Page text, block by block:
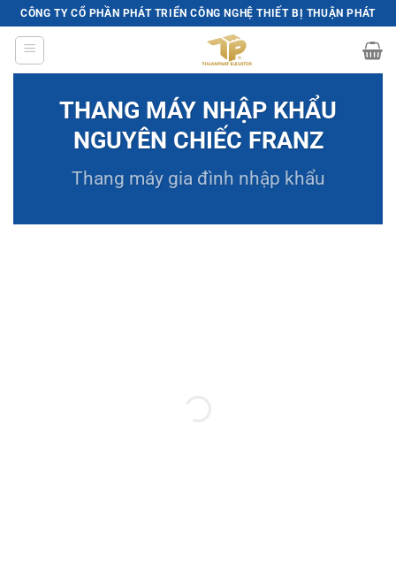
Skip
to
content
CÔNG TY CỔ PHẦN PHÁT TRIỂN CÔNG NGHỆ THIẾT BỊ THUẬN PHÁT
THANG MÁY NHẬP KHẨU
NGUYÊN CHIẾC FRANZ
Thang máy gia đình nhập khẩu